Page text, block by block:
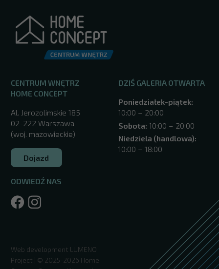
CENTRUM WNĘTRZ
HOME CONCEPT
Al. Jerozolimskie 185
02-222 Warszawa
(woj. mazowieckie)
Dojazd
ODWIEDŹ NAS
DZIŚ GALERIA OTWARTA
Poniedziałek-piątek:
10:00 – 20:00
Sobota: 10:00 – 20:00
Niedziela (handlowa):
10:00 – 18:00
Web development LUMENO
Project | © 2025-2026 Home